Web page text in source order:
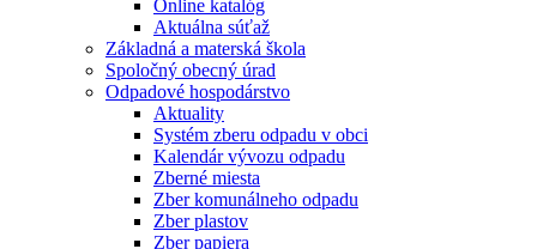
Online katalóg
Aktuálna súťaž
Základná a materská škola
Spoločný obecný úrad
Odpadové hospodárstvo
Aktuality
Systém zberu odpadu v obci
Kalendár vývozu odpadu
Zberné miesta
Zber komunálneho odpadu
Zber plastov
Zber papiera